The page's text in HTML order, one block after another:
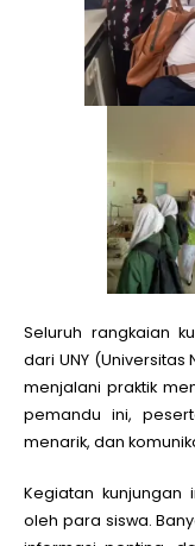
Seluruh rangkaian
dari UNY
menjalani praktik
pemandu ini,
menarik, dan
Kegiatan kunjungan
oleh para siswa.